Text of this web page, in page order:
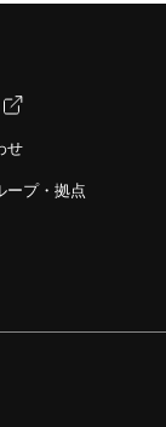
せ
ープ・拠点